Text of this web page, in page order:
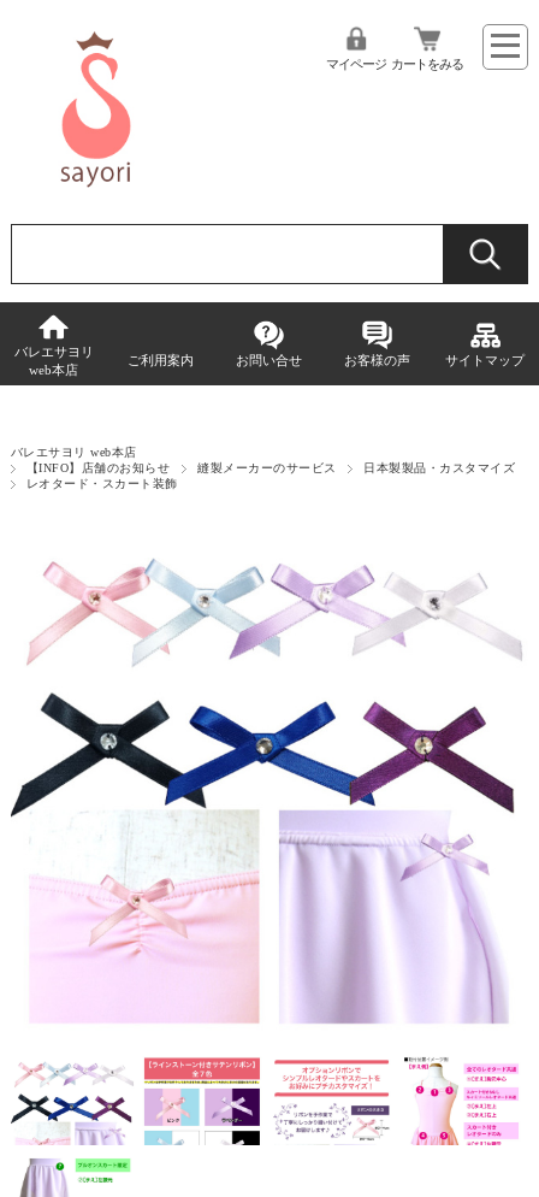
マイページ カートをみる
バレエサヨリ
web本店
ご利用案内 お問い合せ お客様の声 サイトマップ
バレエサヨリ web本店
【INFO】店舗のお知らせ
縫製メーカーのサービス
日本製製品・カスタマイズ
レオタード・スカート装飾